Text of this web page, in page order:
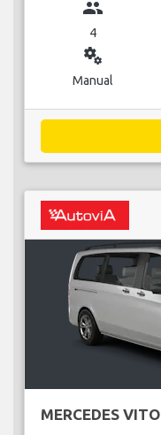
group
4
miscellaneous_services
Manual
MERCEDES VITO